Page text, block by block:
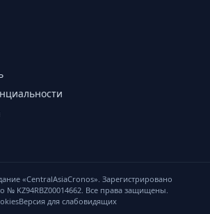
«CentralAsiaCronos». Зарегистрировано
№ KZ94RBZ00014662. Все права защищены.
Версия для слабовидящих